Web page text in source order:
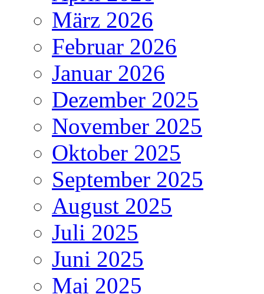
März 2026
Februar 2026
Januar 2026
Dezember 2025
November 2025
Oktober 2025
September 2025
August 2025
Juli 2025
Juni 2025
Mai 2025